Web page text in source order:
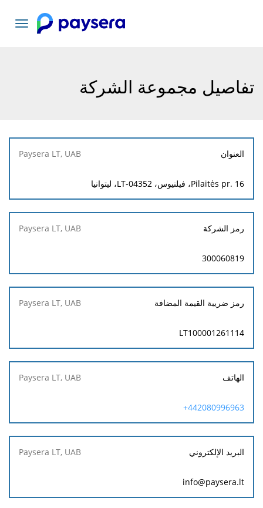
تبديل
التنقل
تفاصيل مجموعة الشركة
Paysera
العنوان
Pilaitės pr. 16، فيلنيوس، LT-04352، ليتوانيا
رمز الشركة
300060819
رمز ضريبة القيمة المضافة
LT100001261114
الهاتف
442080996963+
البريد الإلكتروني
info@paysera.lt